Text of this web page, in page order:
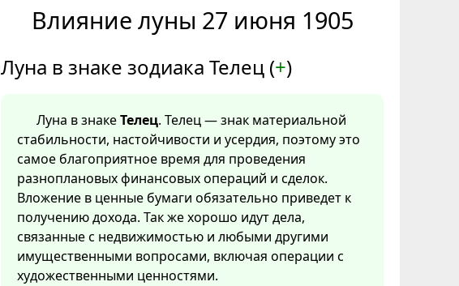
Влияние луны 27 июня 1905
Луна в знаке зодиака Телец (+)
Луна в знакеТелец. Телец — знак материальной
стабильности, настойчивости и усердия, поэтому это
самое благоприятное время для проведения
разноплановых финансовых операций и сделок.
Вложение в ценные бумаги обязательно приведет к
получению дохода. Так же хорошо идут дела,
связанные с недвижимостью и любыми другими
имущественными вопросами, включая операции с
художественными ценностями.